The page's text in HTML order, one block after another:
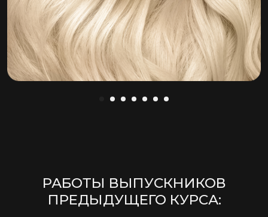
РАБОТЫ ВЫПУСКНИКОВ
ПРЕДЫДУЩЕГО КУРСА: